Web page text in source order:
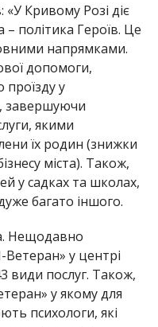
«У Кривому Розі діє
– політика Героїв. Це
напрямками.
допомоги,
у
завершуючи
якими
їх родин (знижки
міста). Також,
у садках та школах,
багато іншого.
Нещодавно
у центрі
види послуг. Також,
у якому для
психологи, які